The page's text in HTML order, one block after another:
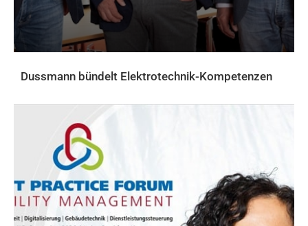
Dussmann bündelt Elektrotechnik-Kompetenzen